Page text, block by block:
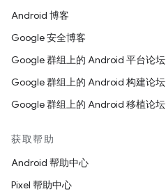
Android 博客
Google 安全博客
Google 群组上的 Android 平台论坛
Google 群组上的 Android 构建论坛
Google 群组上的 Android 移植论坛
获取帮助
Android 帮助中心
Pixel 帮助中心